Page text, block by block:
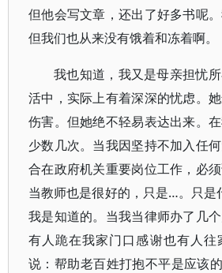
但他会写文章，还出了好多书呢
但我们也从来没有饿着和冻着啊。
我也知道，我又是母亲担忧
活中，实际上有着深深的忧虑。
伤害。但她绝不轻易表达出来。
少数几次。当我因坚持不加入任
合在政府机关重要岗位工作，必
当教师也是很好的，只是…。只是
我是知道的。当我当律师办了几
有人跪在我家门口感谢也有人往
说：帮助老百姓打抱不平是应该